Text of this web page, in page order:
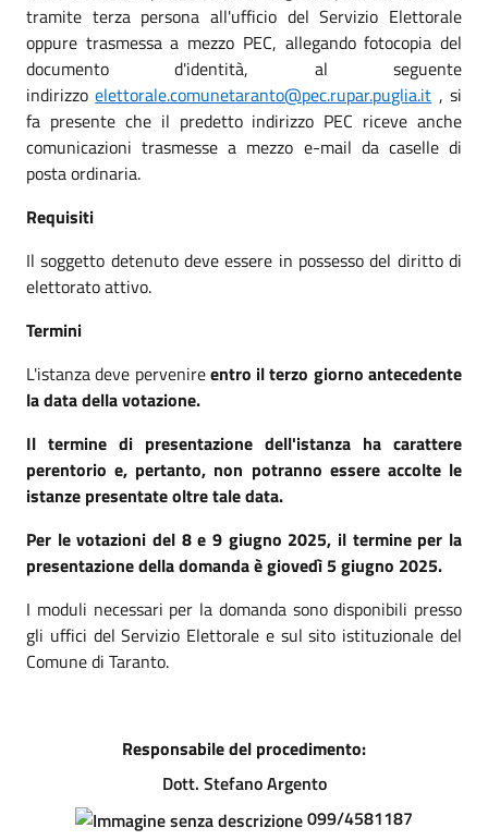
tramite terza persona all'ufficio del Servizio Elettorale
oppure trasmessa a mezzo PEC, allegando fotocopia del
documento d'identità, al seguente
indirizzoelettorale.comunetaranto@pec.rupar.puglia.it , si
fa presente che il predetto indirizzo PEC riceve anche
comunicazioni trasmesse a mezzo e-mail da caselle di
posta ordinaria.
Requisiti
Il soggetto detenuto deve essere in possesso del diritto di
elettorato attivo.
Termini
L'istanza deve pervenireentro ilterzo giorno antecedente
la data della votazione.
Il termine di presentazione dell'istanza ha carattere
perentorio e, pertanto, non potranno essere accolte le
istanze presentate oltre tale data.
Per le votazioni del 8 e 9 giugno 2025, il termine per la
presentazione della domanda è giovedì 5 giugno 2025.
I moduli necessari per la domanda sono disponibili presso
gli uffici del Servizio Elettorale e sul sito istituzionale del
Comune di Taranto.
Responsabile del procedimento:
Dott. Stefano Argento
099/4581187